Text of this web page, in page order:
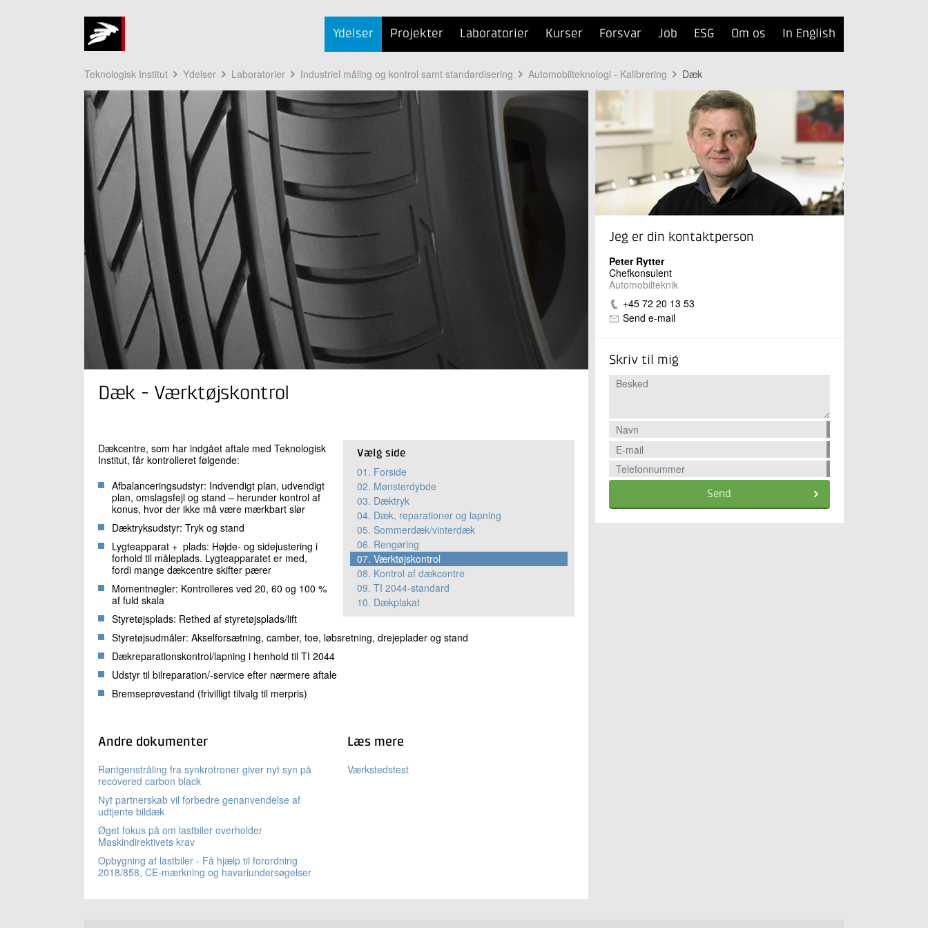
Ydelser Projekter Laboratorier Kurser Forsvar Job ESG Om os In English
Teknologisk Institut Ydelser Laboratorier Industriel måling og kontrol samt standardisering Automobilteknologi - Kalibrering Dæk
Dæk - Værktøjskontrol
Vælg side
01. Forside
02. Mønsterdybde
03. Dæktryk
04. Dæk, reparationer og lapning
05. Sommerdæk/vinterdæk
06. Rengøring
07. Værktøjskontrol
08. Kontrol af dækcentre
09. TI 2044-standard
10. Dækplakat
Dækcentre, som har indgået aftale med Teknologisk
Institut, får kontrolleret følgende:
Afbalanceringsudstyr: Indvendigt plan, udvendigt
plan, omslagsfejl og stand – herunder kontrol af
konus, hvor der ikke må være mærkbart slør
Dæktryksudstyr: Tryk og stand
Lygteapparat + plads: Højde- og sidejustering i
forhold til måleplads. Lygteapparatet er med,
fordi mange dækcentre skifter pærer
Momentnøgler: Kontrolleres ved 20, 60 og 100 %
af fuld skala
Styretøjsplads: Rethed af styretøjsplads/lift
Styretøjsudmåler: Akselforsætning, camber, toe, løbsretning, drejeplader og stand
Dækreparationskontrol/lapning i henhold til TI 2044
Udstyr til bilreparation/-service efter nærmere aftale
Bremseprøvestand (frivilligt tilvalg til merpris)
Andre dokumenter
Røntgenstråling fra synkrotroner giver nyt syn på
recovered carbon black
Nyt partnerskab vil forbedre genanvendelse af
udtjente bildæk
Øget fokus på om lastbiler overholder
Maskindirektivets krav
Opbygning af lastbiler - Få hjælp til forordning
2018/858, CE-mærkning og havariundersøgelser
Læs mere
Værkstedstest
Jeg er din kontaktperson
Peter Rytter
Chefkonsulent
Automobilteknik
+45 72 20 13 53
Send e-mail
Skriv til mig
Send